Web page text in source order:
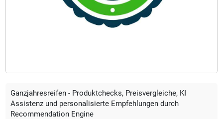
Ganzjahresreifen - Produktchecks, Preisvergleiche, KI
Assistenz und personalisierte Empfehlungen durch
Recommendation Engine